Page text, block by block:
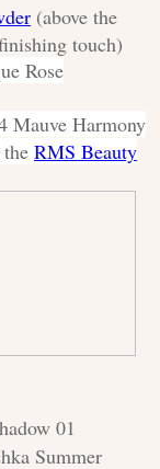
(above the
touch)
Rose
Mauve Harmony
RMS Beauty
01
Summer